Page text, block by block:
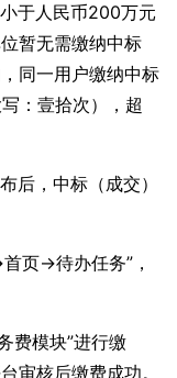
于人民币200万元
暂无需缴纳中标
同一用户缴纳中标
：壹拾次），超
后，中标（成交）
页→待办任务”，
费模块”进行缴
审核后缴费成功。